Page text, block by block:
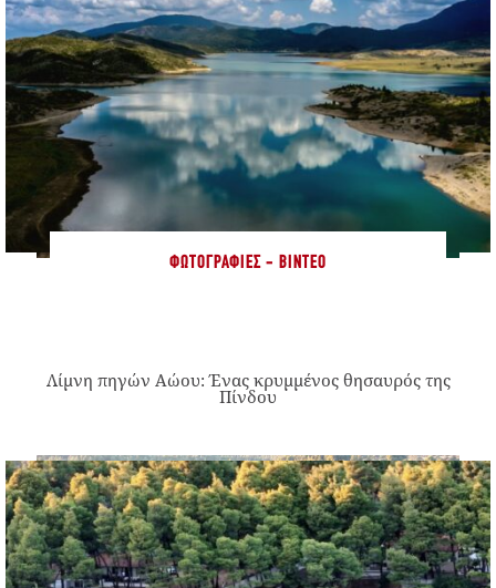
ΦΩΤΟΓΡΑΦΊΕΣ - ΒΊΝΤΕΟ
Λίμνη πηγών Αώου: Ένας κρυμμένος θησαυρός της
Πίνδου